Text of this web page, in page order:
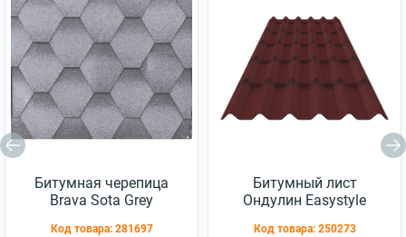
Битумная черепица
Brava Sota Grеy
Код товара: 281697
Битумный лист
Ондулин Easystyle
Код товара: 250273